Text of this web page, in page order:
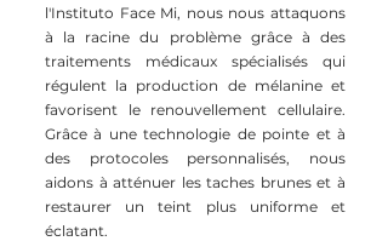
l'Instituto Face Mi, nous nous attaquons
à la racine du problème grâce à des
traitements médicaux spécialisés qui
régulent la production de mélanine et
favorisent le renouvellement cellulaire.
Grâce à une technologie de pointe et à
des protocoles personnalisés, nous
aidons à atténuer les taches brunes et à
restaurer un teint plus uniforme et
éclatant.